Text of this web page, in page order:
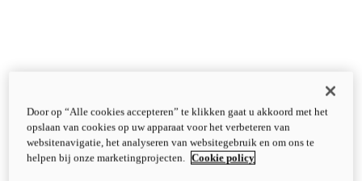
Door op “Alle cookies accepteren” te klikken gaat u akkoord met het
opslaan van cookies op uw apparaat voor het verbeteren van
websitenavigatie, het analyseren van websitegebruik en om ons te
helpen bij onze marketingprojecten.
Cookie policy